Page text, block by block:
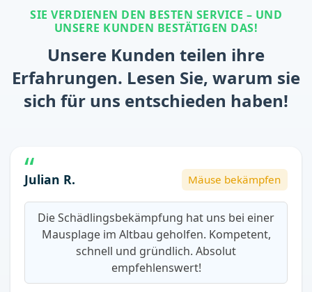
SIE VERDIENEN DEN BESTEN SERVICE – UND
UNSERE KUNDEN BESTÄTIGEN DAS!
Unsere Kunden teilen ihre
Erfahrungen. Lesen Sie, warum sie
sich für uns entschieden haben!
Julian R. Mäuse bekämpfen
Die Schädlingsbekämpfung hat uns bei einer
Mausplage im Altbau geholfen. Kompetent,
schnell und gründlich. Absolut
empfehlenswert!